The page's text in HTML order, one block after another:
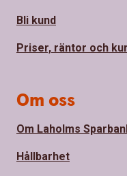
Bli kund
Priser, räntor och
Om oss
Om Laholms
Hållbarhet